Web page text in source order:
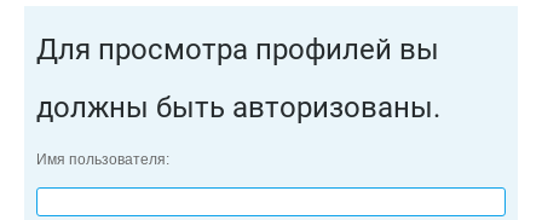
Для просмотра профилей вы
должны быть авторизованы.
Имя пользователя: